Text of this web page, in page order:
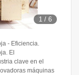
1 /6
- Eficiencia.
El
clave en el
máquinas